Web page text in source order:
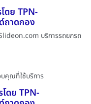
ดย TPN-
ถาดกอง
บริการรถยกรถ
คุณที่ใช้บริการ
ดย TPN-